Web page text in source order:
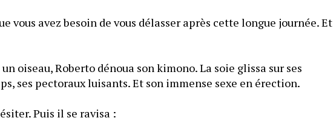
vous avez besoin de vous délasser après cette longue journée. Et
oiseau, Roberto dénoua son kimono. La soie glissa sur ses
ses pectoraux luisants. Et son immense sexe en érection.
Puis il se ravisa :